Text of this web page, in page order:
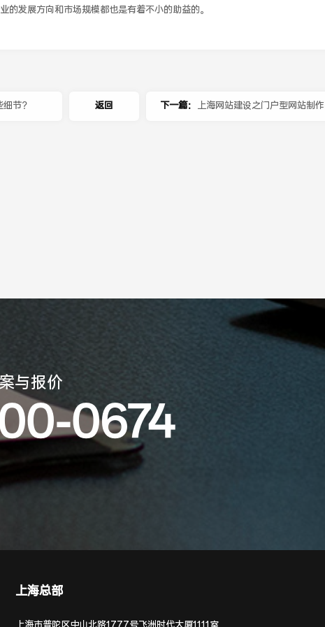
的发展方向和市场规模都也是有着不小的助益的。
节？ 下一篇： 上海网站建设之门户型网站制
返回
与报价
0674
上海总部